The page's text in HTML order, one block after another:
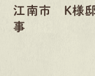
江南市 K様
事